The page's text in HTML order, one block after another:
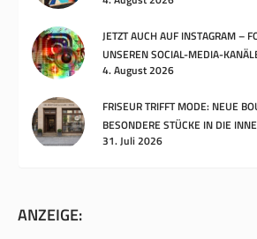
JETZT AUCH AUF INSTAGRAM –
UNSEREN SOCIAL-MEDIA-
4. August 2026
FRISEUR TRIFFT MODE: NEUE
BESONDERE STÜCKE IN DIE
31. Juli 2026
ANZEIGE: